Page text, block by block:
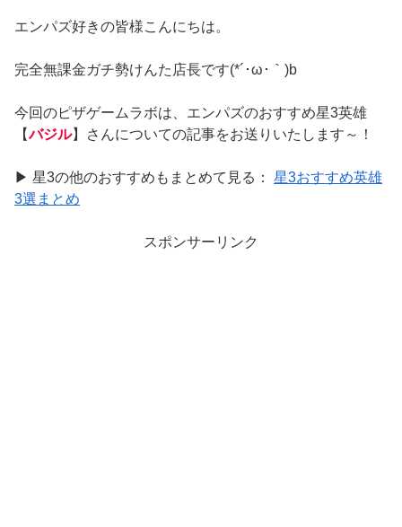
エンパズ好きの皆様こんにちは。
完全無課金ガチ勢けんた店長です(*´･ω･｀)b
今回のピザゲームラボは、エンパズのおすすめ星3英雄
【バジル】さんについての記事をお送りいたします～！
▶ 星3の他のおすすめもまとめて見る： 星3おすすめ英雄
3選まとめ
スポンサーリンク